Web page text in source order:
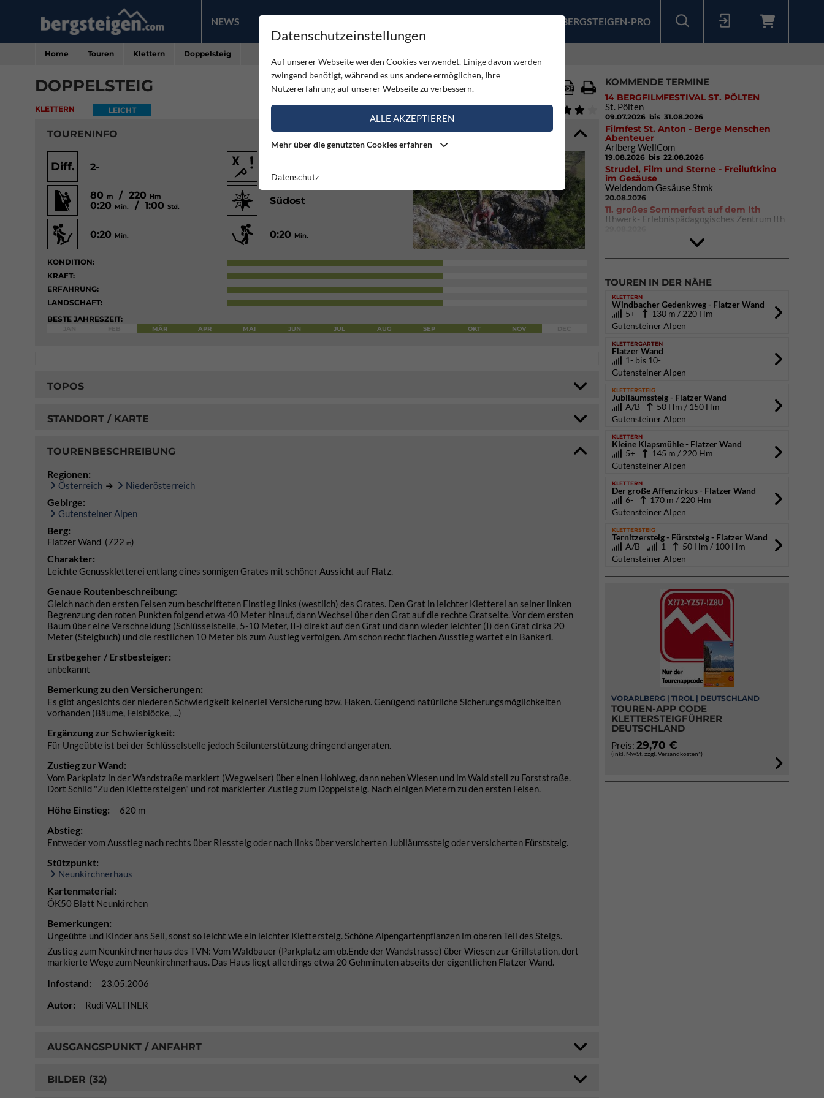
NEWS PRODUKTE BERGSTEIGEN-PRO
Home Touren Klettern Doppelsteig
DOPPELSTEIG
KLETTERN LEICHT
TOURENINFO
Diff. 2- Alpin
80m / 220 Hm
0:20 Min. / 1:00Std.
Südost
0:20 Min. 0:20 Min.
KONDITION:
KRAFT:
ERFAHRUNG:
LANDSCHAFT:
BESTE JAHRESZEIT:
MÄR APR MAI JUN JUL AUG SEP OKT NOV
TOPOS
STANDORT / KARTE
TOURENBESCHREIBUNG
Regionen:
Österreich Niederösterreich
Gebirge:
Gutensteiner Alpen
Berg:
Flatzer Wand (722 m)
Charakter:
Leichte Genusskletterei entlang eines sonnigen Grates mit schöner Aussicht auf Flatz.
Genaue Routenbeschreibung:
Gleich nach den ersten Felsen zum beschrifteten Einstieg links (westlich) des Grates. Den Grat in leichter Kletterei an seiner linken
Begrenzung den roten Punkten folgend etwa 40 Meter hinauf, dann Wechsel über den Grat auf die rechte Gratseite. Vor dem ersten
Baum über eine Verschneidung (Schlüsselstelle, 5-10 Meter, II-) direkt auf den Grat und dann wieder leichter (I) den Grat cirka 20
Meter (Steigbuch) und die restlichen 10 Meter bis zum Austieg verfolgen. Am schon recht flachen Ausstieg wartet ein Bankerl.
Erstbegeher / Erstbesteiger:
unbekannt
Bemerkung zu den Versicherungen:
Es gibt angesichts der niederen Schwierigkeit keinerlei Versicherung bzw. Haken. Genügend natürliche Sicherungsmöglichkeiten
vorhanden (Bäume, Felsblöcke, ...)
Ergänzung zur Schwierigkeit:
Für Ungeübte ist bei der Schlüsselstelle jedoch Seilunterstützung dringend angeraten.
Zustieg zur Wand:
Vom Parkplatz in der Wandstraße markiert (Wegweiser) über einen Hohlweg, dann neben Wiesen und im Wald steil zu Forststraße.
Dort Schild "Zu den Klettersteigen" und rot markierter Zustieg zum Doppelsteig. Nach einigen Metern zu den ersten Felsen.
Höhe Einstieg: 620 m
Abstieg:
Entweder vom Ausstieg nach rechts über Riessteig oder nach links über versicherten Jubiläumssteig oder versicherten Fürststeig.
Stützpunkt:
Neunkirchnerhaus
Kartenmaterial:
ÖK50 Blatt Neunkirchen
Bemerkungen:
Ungeübte und Kinder ans Seil, sonst so leicht wie ein leichter Klettersteig. Schöne Alpengartenpflanzen im oberen Teil des Steigs.
Zustieg zum Neunkirchnerhaus des TVN: Vom Waldbauer (Parkplatz am ob.Ende der Wandstrasse) über Wiesen zur Grillstation, dort
markierte Wege zum Neunkirchnerhaus. Das Haus liegt allerdings etwa 20 Gehminuten abseits der eigentlichen Flatzer Wand.
Infostand: 23.05.2006
Autor: Rudi VALTINER
AUSGANGSPUNKT / ANFAHRT
BILDER (32)
KOMMENDE TERMINE
14 BERGFILMFESTIVAL ST. PÖLTEN
St. Pölten
09.07.2026 bis 31.08.2026
Filmfest St. Anton - Berge Menschen
Abenteuer
Arlberg WellCom
19.08.2026 bis 22.08.2026
Strudel, Film und Sterne - Freiluftkino
im Gesäuse
Weidendom Gesäuse Stmk
20.08.2026
11. großes Sommerfest auf dem Ith
Ithwerk- Erlebnispädagogisches Zentrum Ith
02.10.2026bis 04.10.2026
TOUREN IN DER NÄHE
KLETTERN
Windbacher Gedenkweg - Flatzer Wand
5+
130 m / 220 Hm
Gutensteiner Alpen
KLETTERGARTEN
Flatzer Wand
1- bis 10-
Gutensteiner Alpen
KLETTERSTEIG
Jubiläumssteig - Flatzer Wand
A/B
50 Hm / 150 Hm
Gutensteiner Alpen
KLETTERN
Kleine Klapsmühle - Flatzer Wand
5+
145 m / 220 Hm
Gutensteiner Alpen
KLETTERN
Der große Affenzirkus - Flatzer Wand
6-
170 m / 220 Hm
Gutensteiner Alpen
KLETTERSTEIG
Ternitzersteig - Fürststeig - Flatzer Wand
A/B
1
50 Hm / 100 Hm
Gutensteiner Alpen
VORARLBERG | TIROL | DEUTSCHLAND
TOUREN-APP CODE
KLETTERSTEIGFÜHRER
DEUTSCHLAND
Preis: 29,70 €
(inkl. MwSt. zzgl. Versandkosten*)
Datenschutzeinstellungen
Auf unserer Webseite werden Cookies verwendet. Einige davon werden
zwingend benötigt, während es uns andere ermöglichen, Ihre
Nutzererfahrung auf unserer Webseite zu verbessern.
ALLE AKZEPTIEREN
Mehr über die genutzten Cookies erfahren
Datenschutz